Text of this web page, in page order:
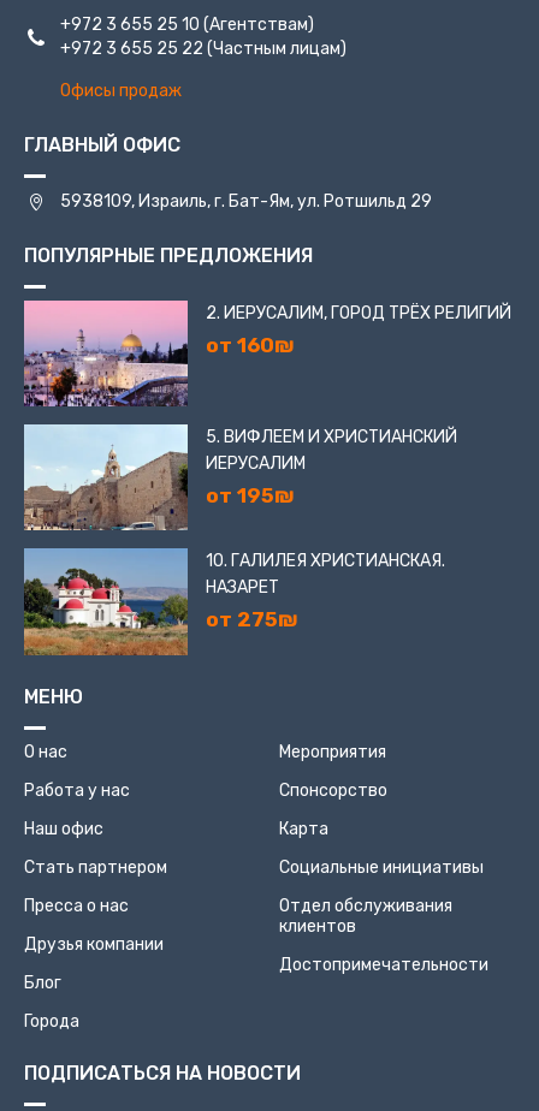
+972 3 655 25 10 (Агентствам)
+972 3 655 25 22 (Частным лицам)
Офисы продаж
ГЛАВНЫЙ ОФИС
5938109, Израиль, г. Бат-Ям, ул. Ротшильд 29
ПОПУЛЯРНЫЕ ПРЕДЛОЖЕНИЯ
2. ИЕРУСАЛИМ, ГОРОД ТРЁХ РЕЛИГИЙ
от 160₪
5. ВИФЛЕЕМ И ХРИСТИАНСКИЙ
ИЕРУСАЛИМ
от 195₪
10. ГАЛИЛЕЯ ХРИСТИАНСКАЯ.
НАЗАРЕТ
от 275₪
МЕНЮ
О нас
Работа у нас
Наш офис
Стать партнером
Пресса о нас
Друзья компании
Блог
Города
Мероприятия
Спонсорство
Карта
Социальные инициативы
Отдел обслуживания
клиентов
Достопримечательности
ПОДПИСАТЬСЯ НА НОВОСТИ